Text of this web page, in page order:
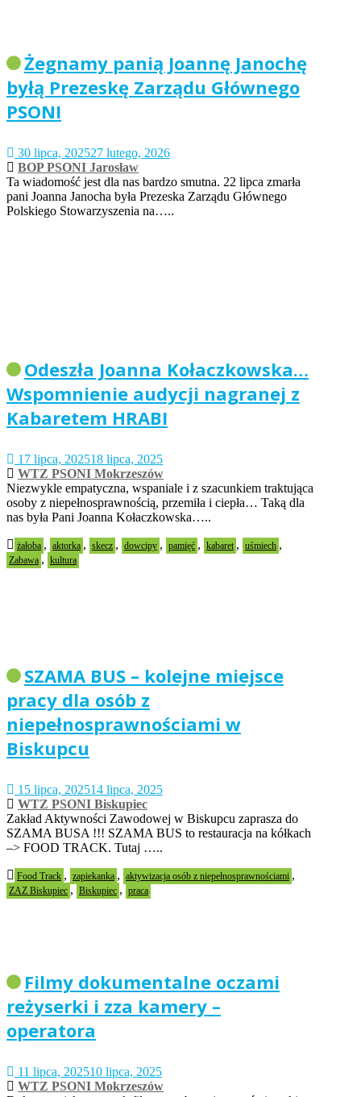
Żegnamy panią Joannę Janochę
byłą Prezeskę Zarządu Głównego
PSONI
30 lipca, 202527 lutego, 2026
BOP PSONI Jarosław
Ta wiadomość jest dla nas bardzo smutna. 22 lipca zmarła
pani Joanna Janocha była Prezeska Zarządu Głównego
Polskiego Stowarzyszenia na…..
Odeszła Joanna Kołaczkowska…
Wspomnienie audycji nagranej z
Kabaretem HRABI
17 lipca, 202518 lipca, 2025
WTZ PSONI Mokrzeszów
Niezwykle empatyczna, wspaniale i z szacunkiem traktująca
osoby z niepełnosprawnością, przemiła i ciepła… Taką dla
nas była Pani Joanna Kołaczkowska…..
żałoba , aktorka , skecz , dowcipy , pamięć , kabaret , uśmiech ,
Zabawa , kultura
SZAMA BUS – kolejne miejsce
pracy dla osób z
niepełnosprawnościami w
Biskupcu
15 lipca, 202514 lipca, 2025
WTZ PSONI Biskupiec
Zakład Aktywności Zawodowej w Biskupcu zaprasza do
SZAMA BUSA !!! SZAMA BUS to restauracja na kółkach
–> FOOD TRACK. Tutaj …..
Food Track , zapiekanka , aktywizacja osób z niepełnosprawnościami ,
ZAZ Biskupiec , Biskupiec , praca
Filmy dokumentalne oczami
reżyserki i zza kamery –
operatora
11 lipca, 202510 lipca, 2025
WTZ PSONI Mokrzeszów